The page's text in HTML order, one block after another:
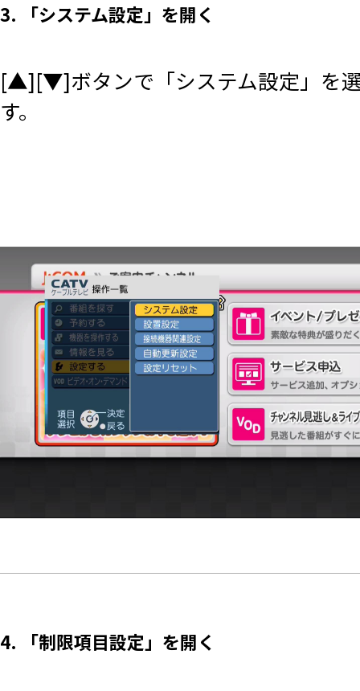
3. 「システム設定」を開く
[▲][▼]ボタンで「システム設定」を
す。
4. 「制限項目設定」を開く